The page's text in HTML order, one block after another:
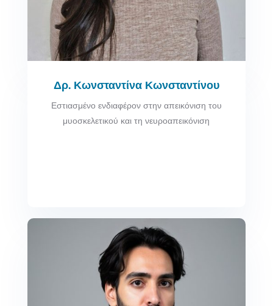
Δρ. Κωνσταντίνα Κωνσταντίνου
Εστιασμένο ενδιαφέρον στην απεικόνιση του
μυοσκελετικού και τη νευροαπεικόνιση